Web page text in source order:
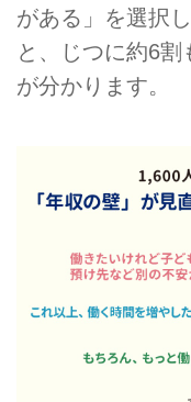
がある」を選択
と、じつに約6割
が分かります。